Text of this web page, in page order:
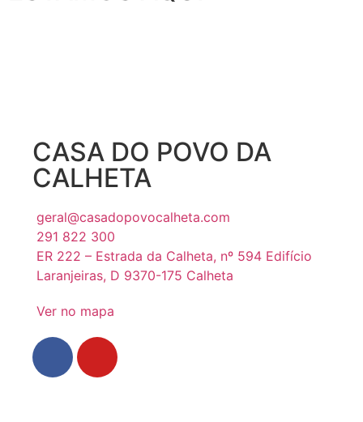
CASA DO POVO DA
CALHETA
geral@casadopovocalheta.com
291 822 300
ER 222 – Estrada da Calheta, nº 594 Edifício
Laranjeiras, D 9370-175 Calheta
Ver no mapa